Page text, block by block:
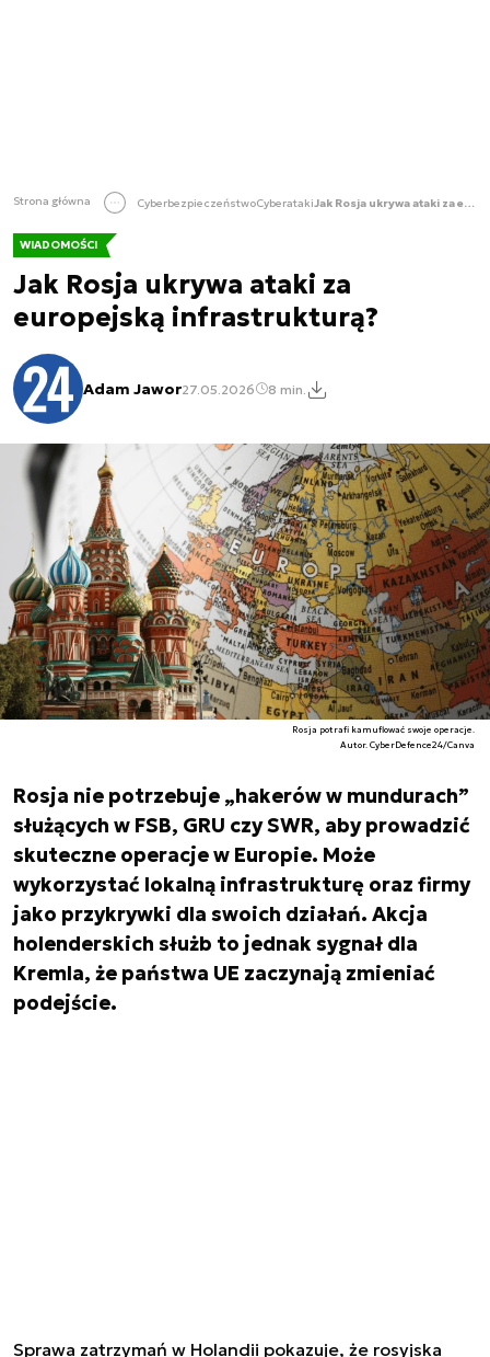
Strona główna CyberbezpieczeństwoCyberataki Jak Rosja ukrywa ataki za europejską infrastrukturą?
WIADOMOŚCI
Jak Rosja ukrywa ataki za
europejską infrastrukturą?
Adam Jawor27.05.2026 8 min.
Rosja potrafi kamuflować swoje operacje.
Autor. CyberDefence24/Canva
Rosja nie potrzebuje „hakerów w mundurach”
służących w FSB, GRU czy SWR, aby prowadzić
skuteczne operacje w Europie. Może
wykorzystać lokalną infrastrukturę oraz firmy
jako przykrywki dla swoich działań. Akcja
holenderskich służb to jednak sygnał dla
Kremla, że państwa UE zaczynają zmieniać
podejście.
Sprawa zatrzymań w Holandii pokazuje, że rosyjska